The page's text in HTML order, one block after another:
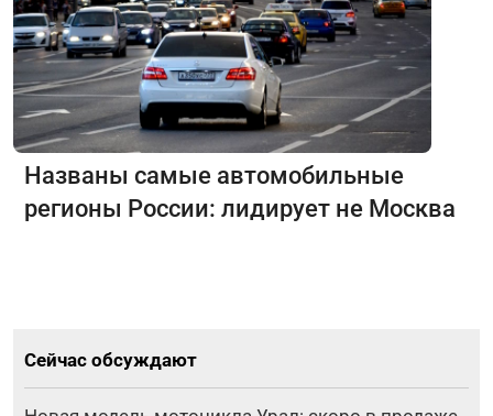
Названы самые автомобильные
регионы России: лидирует не Москва
Сейчас обсуждают